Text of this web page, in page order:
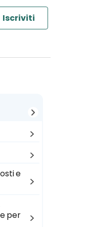
Iscriviti
e
per